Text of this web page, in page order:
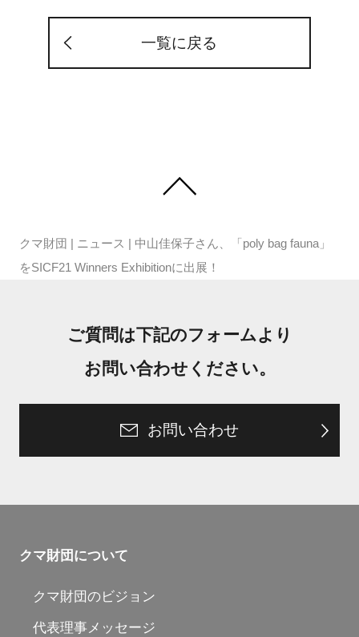
一覧に戻る
クマ財団 | ニュース | 中山佳保子さん、「poly bag fauna」
をSICF21 Winners Exhibitionに出展！
ご質問は下記のフォームより
お問い合わせください。
お問い合わせ
クマ財団について
クマ財団のビジョン
代表理事メッセージ